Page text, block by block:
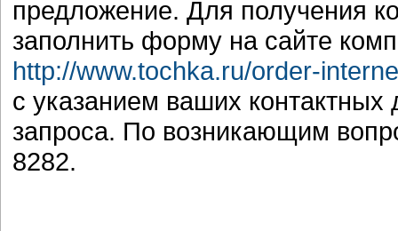
предложение. Для получения
заполнить форму на сайте
http://www.tochka.ru/order-
с указанием ваших
запроса. По возникающим
8282.